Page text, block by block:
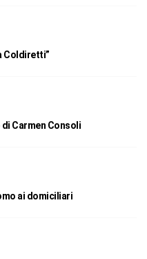
Coldiretti”
Carmen Consoli
ai domiciliari